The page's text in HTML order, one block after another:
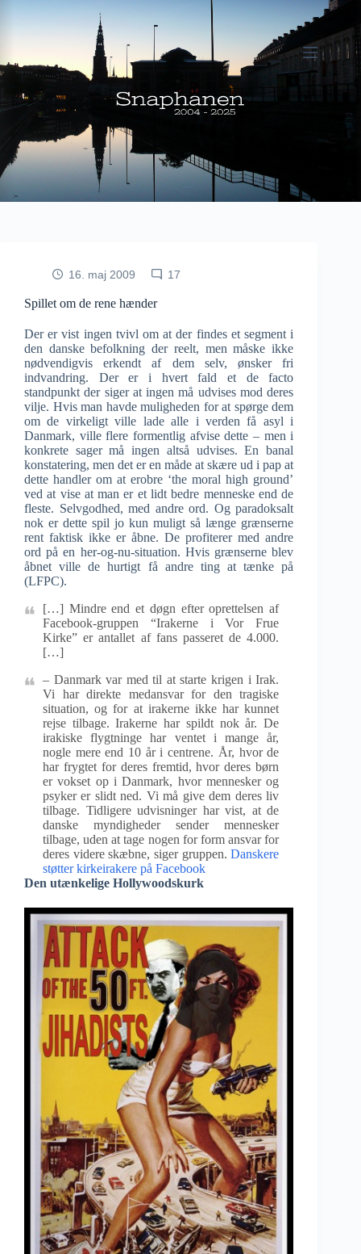
16. maj 2009 17
Spillet om de rene hænder
Der er vist ingen tvivl om at der findes et segment i
den danske befolkning der reelt, men måske ikke
nødvendigvis erkendt af dem selv, ønsker fri
indvandring. Der er i hvert fald et de facto
standpunkt der siger at ingen må udvises mod deres
vilje. Hvis man havde muligheden for at spørge dem
om de virkeligt ville lade alle i verden få asyl i
Danmark, ville flere formentlig afvise dette – men i
konkrete sager må ingen altså udvises. En banal
konstatering, men det er en måde at skære ud i pap at
dette handler om at erobre ‘the moral high ground’
ved at vise at man er et lidt bedre menneske end de
fleste. Selvgodhed, med andre ord. Og paradoksalt
nok er dette spil jo kun muligt så længe grænserne
rent faktisk ikke er åbne. De profiterer med andre
ord på en her-og-nu-situation. Hvis grænserne blev
åbnet ville de hurtigt få andre ting at tænke på
(LFPC).
[…] Mindre end et døgn efter oprettelsen af
Facebook-gruppen “Irakerne i Vor Frue
Kirke” er antallet af fans passeret de 4.000.
[…]
– Danmark var med til at starte krigen i Irak.
Vi har direkte medansvar for den tragiske
situation, og for at irakerne ikke har kunnet
rejse tilbage. Irakerne har spildt nok år. De
irakiske flygtninge har ventet i mange år,
nogle mere end 10 år i centrene. År, hvor de
har frygtet for deres fremtid, hvor deres børn
er vokset op i Danmark, hvor mennesker og
psyker er slidt ned. Vi må give dem deres liv
tilbage. Tidligere udvisninger har vist, at de
danske myndigheder sender mennesker
tilbage, uden at tage nogen for form ansvar for
deres videre skæbne, siger gruppen.Danskere
støtter kirkeirakere på Facebook
Den utænkelige Hollywoodskurk